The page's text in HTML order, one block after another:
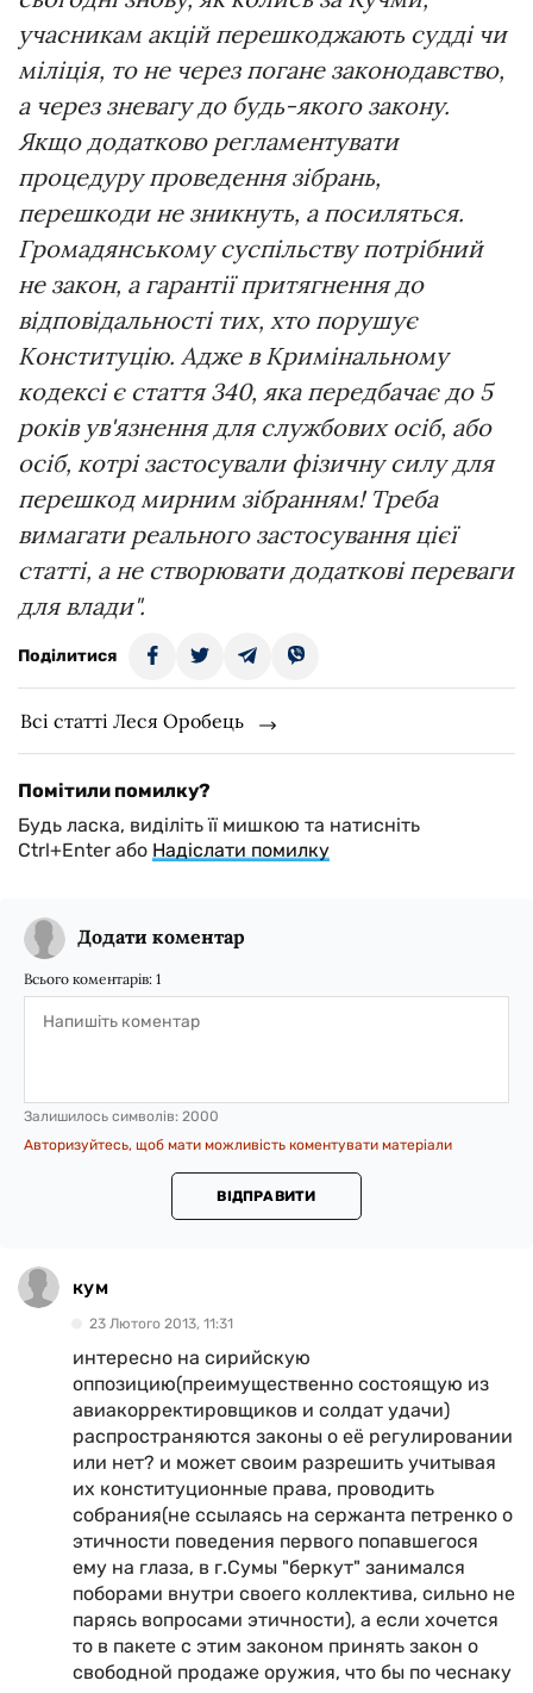
учасникам акцій перешкоджають судді чи
міліція, то не через погане законодавство,
а через зневагу до будь-якого закону.
Якщо додатково регламентувати
процедуру проведення зібрань,
перешкоди не зникнуть, а посиляться.
Громадянському суспільству потрібний
не закон, а гарантії притягнення до
відповідальності тих, хто порушує
Конституцію. Адже в Кримінальному
кодексі є стаття 340, яка передбачає до 5
років ув'язнення для службових осіб, або
осіб, котрі застосували фізичну силу для
перешкод мирним зібранням! Треба
вимагати реального застосування цієї
статті, а не створювати додаткові переваги
для влади".
Поділитися
Всі статті Леся Оробець
Помітили помилку?
Будь ласка, виділіть її мишкою та натисніть
Ctrl+Enter або Надіслати помилку
Додати коментар
Всього коментарів: 1
Залишилось символів: 2000
Авторизуйтесь, щоб мати можливість коментувати матеріали
ВІДПРАВИТИ
кум
23 Лютого 2013, 11:31
интересно на сирийскую
оппозицию(преимущественно состоящую из
авиакорректировщиков и солдат удачи)
распространяются законы о её регулировании
или нет? и может своим разрешить учитывая
их конституционные права, проводить
собрания(не ссылаясь на сержанта петренко о
этичности поведения первого попавшегося
ему на глаза, в г.Сумы "беркут" занимался
поборами внутри своего коллектива, сильно не
парясь вопросами этичности), а если хочется
то в пакете с этим законом принять закон о
свободной продаже оружия, что бы по чеснаку